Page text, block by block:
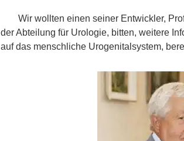
Wir wollten einen seiner Entwickler,
der Abteilung für Urologie, bitten, weitere
auf das menschliche Urogenitalsystem,